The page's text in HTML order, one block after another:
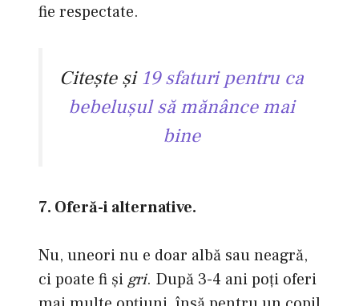
fie respectate.
Citeşte şi19 sfaturi pentru ca
bebeluşul să mănânce mai
bine
7. Oferă-i alternative.
Nu, uneori nu e doar albă sau neagră,
ci poate fi şigri. După 3-4 ani poţi oferi